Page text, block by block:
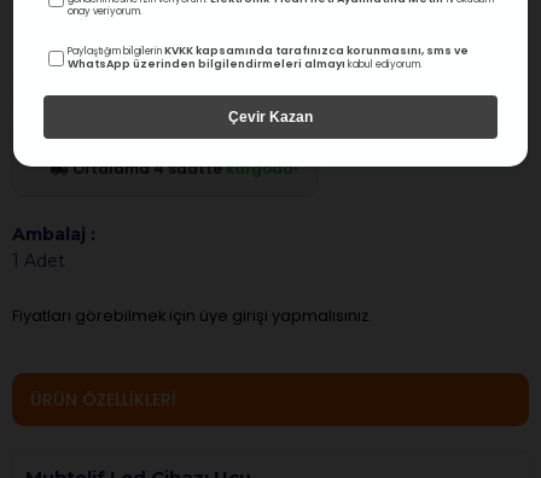
Muhtelif
Değerlendirme
Stok Kodu (0034)
Stokta Var
Ortalama 4 saattekargoda!
Ambalaj :
1 Adet
Fiyatları görebilmek için üye girişi yapmalısınız.
ÜRÜN ÖZELLIKLERI
onay veriyorum.
Paylaştığım bilgilerinKVKK kapsamında tarafınızca korunmasını, sms ve
WhatsApp üzerinden bilgilendirmeleri almayı kabul ediyorum.
Çevir Kazan